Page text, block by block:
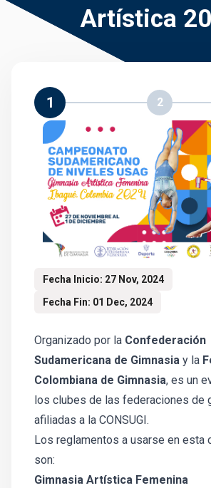
Artística
1 2
Fecha Inicio: 27 Nov, 2024
Fecha Fin: 01 Dec, 2024
Organizado por la Confederación
Sudamericana de Gimnasia y la
Colombiana de Gimnasia, es un
los clubes de las federaciones de
afiliadas a la CONSUGI.
Los reglamentos a usarse en esta
son:
Gimnasia Artística Femenina